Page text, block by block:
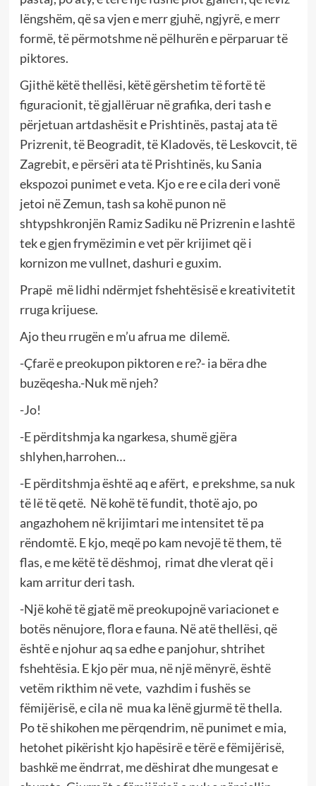
lëngshëm, që sa vjen e merr gjuhë, ngjyrë, e merr
formë, të përmotshme në pëlhurën e përparuar të
piktores.
Gjithë këtë thellësi, këtë gërshetim të fortë të
figuracionit, të gjallëruar në grafika, deri tash e
përjetuan artdashësit e Prishtinës, pastaj ata të
Prizrenit, të Beogradit, të Kladovës, të Leskovcit, të
Zagrebit, e përsëri ata të Prishtinës, ku Sania
ekspozoi punimet e veta. Kjo e re e cila deri vonë
jetoi në Zemun, tash sa kohë punon në
shtypshkronjën Ramiz Sadiku në Prizrenin e lashtë
tek e gjen frymëzimin e vet për krijimet që i
kornizon me vullnet, dashuri e guxim.
Prapë më lidhi ndërmjet fshehtësisë e kreativitetit
rruga krijuese.
Ajo theu rrugën e m’u afrua me dilemë.
-Çfarë e preokupon piktoren e re?- ia bëra dhe
buzëqesha.-Nuk më njeh?
-Jo!
-E përditshmja ka ngarkesa, shumë gjëra
shlyhen,harrohen…
-E përditshmja është aq e afërt, e prekshme, sa nuk
të lë të qetë. Në kohë të fundit, thotë ajo, po
angazhohem në krijimtari me intensitet të pa
rëndomtë. E kjo, meqë po kam nevojë të them, të
flas, e me këtë të dëshmoj, rimat dhe vlerat që i
kam arritur deri tash.
-Një kohë të gjatë më preokupojnë variacionet e
botës nënujore, flora e fauna. Në atë thellësi, që
është e njohur aq sa edhe e panjohur, shtrihet
fshehtësia. E kjo për mua, në një mënyrë, është
vetëm rikthim në vete, vazhdim i fushës se
fëmijërisë, e cila në mua ka lënë gjurmë të thella.
Po të shikohen me përqendrim, në punimet e mia,
hetohet pikërisht kjo hapësirë e tërë e fëmijërisë,
bashkë me ëndrrat, me dëshirat dhe mungesat e